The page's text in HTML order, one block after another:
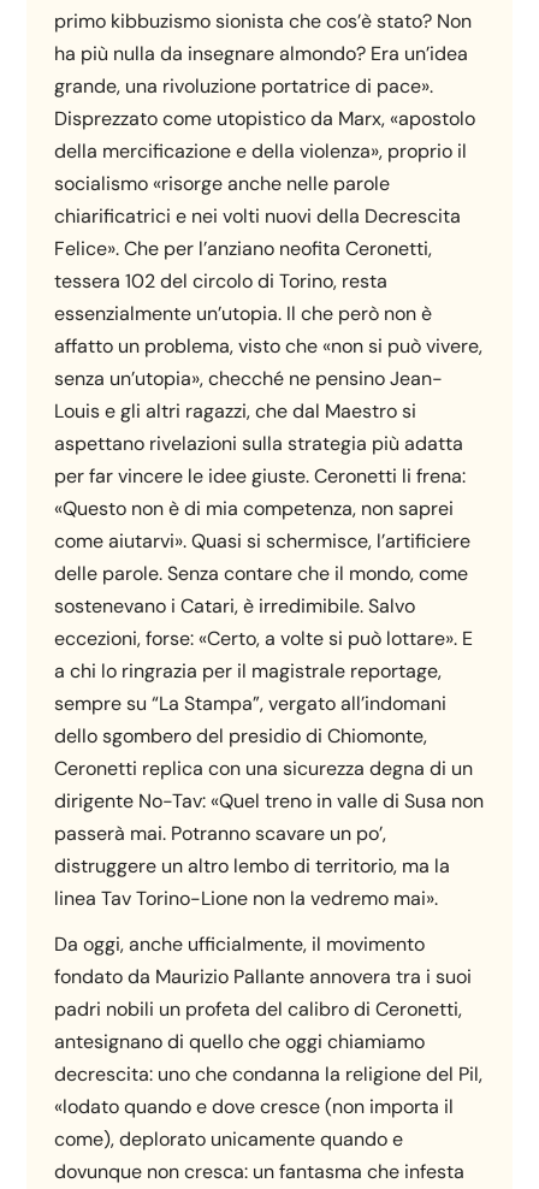
primo kibbuzismo sionista che cos’è stato? Non
ha più nulla da insegnare almondo? Era un’idea
grande, una rivoluzione portatrice di pace».
Disprezzato come utopistico da Marx, «apostolo
della mercificazione e della violenza», proprio il
socialismo «risorge anche nelle parole
chiarificatrici e nei volti nuovi della Decrescita
Felice». Che per l’anziano neofita Ceronetti,
tessera 102 del circolo di Torino, resta
essenzialmente un’utopia. Il che però non è
affatto un problema, visto che «non si può vivere,
senza un’utopia», checché ne pensino Jean-
Louis e gli altri ragazzi, che dal Maestro si
aspettano rivelazioni sulla strategia più adatta
per far vincere le idee giuste. Ceronetti li frena:
«Questo non è di mia competenza, non saprei
come aiutarvi». Quasi si schermisce, l’artificiere
delle parole. Senza contare che il mondo, come
sostenevano i Catari, è irredimibile. Salvo
eccezioni, forse: «Certo, a volte si può lottare». E
a chi lo ringrazia per il magistrale reportage,
sempre su “La Stampa”, vergato all’indomani
dello sgombero del presidio di Chiomonte,
Ceronetti replica con una sicurezza degna di un
dirigente No-Tav: «Quel treno in valle di Susa non
passerà mai. Potranno scavare un po’,
distruggere un altro lembo di territorio, ma la
linea Tav Torino-Lione non la vedremo mai».
Da oggi, anche ufficialmente, il movimento
fondato da Maurizio Pallante annovera tra i suoi
padri nobili un profeta del calibro di Ceronetti,
antesignano di quello che oggi chiamiamo
decrescita: uno che condanna la religione del Pil,
«lodato quando e dove cresce (non importa il
come), deplorato unicamente quando e
dovunque non cresca: un fantasma che infesta